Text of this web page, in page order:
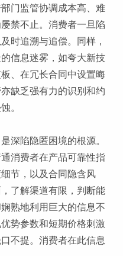
门监管协调成本高、难
禁不止。消费者一旦陷
时追溯与追偿。同样，
信息迷雾，如夸大新技
、在冗长合同中设置晦
缺乏强有力的识别和约
。
深陷隐匿困境的根源。
消费者在产品可靠性指
节，以及合同隐含风
了解渠道有限，判断能
熟地利用巨大的信息不
势参数和短期价格刺激
不提。消费者在此信息